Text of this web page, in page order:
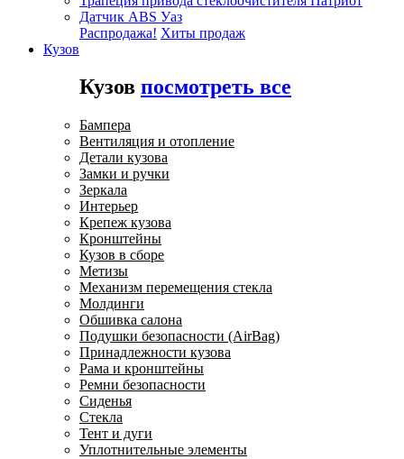
Датчик ABS Уаз
Распродажа! Хиты продаж
Кузов
Кузов посмотреть все
Бампера
Вентиляция и отопление
Детали кузова
Замки и ручки
Зеркала
Интерьер
Крепеж кузова
Кронштейны
Кузов в сборе
Метизы
Механизм перемещения стекла
Молдинги
Обшивка салона
Подушки безопасности (AirBag)
Принадлежности кузова
Рама и кронштейны
Ремни безопасности
Сиденья
Стекла
Тент и дуги
Уплотнительные элементы